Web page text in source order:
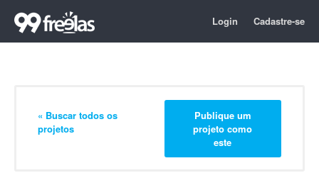
Login Cadastre-se
« Buscar todos os
projetos
Publique um
projeto como
este